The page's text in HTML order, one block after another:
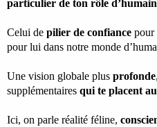
particulier de ton rôle
Celui de pilier de confiance pour
pour lui dans notre monde
Une vision globale plus profonde
supplémentaires qui te placent
Ici, on parle réalité féline,